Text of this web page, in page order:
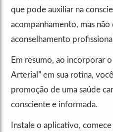
que pode auxiliar na
acompanhamento, mas
aconselhamento
Em resumo, ao incorporar
Arterial” em sua rotina,
promoção de uma saúde
consciente e informada.
Instale o aplicativo,